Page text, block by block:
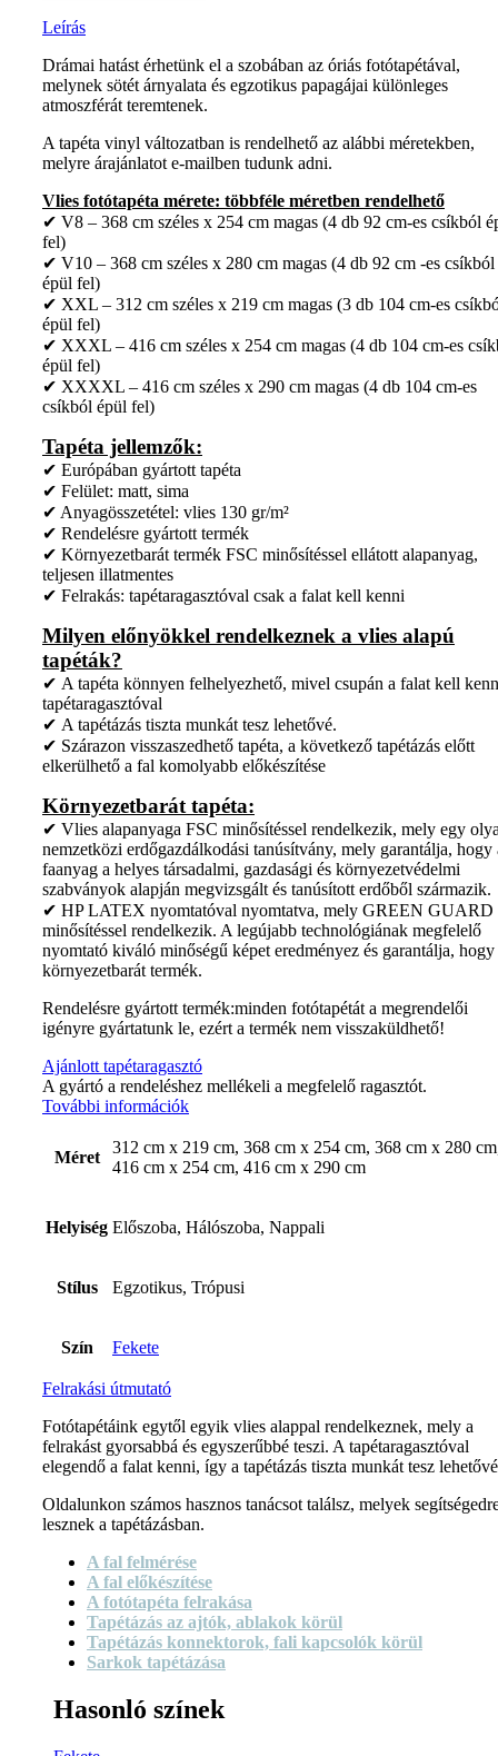
Leírás
Drámai hatást érhetünk el a szobában az óriás fotótapétával,
melynek sötét árnyalata és egzotikus papagájai különleges
atmoszférát teremtenek.
A tapéta vinyl változatban is rendelhető az alábbi méretekben,
melyre árajánlatot e-mailben tudunk adni.
Vlies fotótapéta mérete: többféle méretben rendelhető
✔ V8 – 368 cm széles x 254 cm magas (4 db 92 cm-es csíkból
fel)
✔ V10 – 368 cm széles x 280 cm magas (4 db 92 cm -es csíkból
épül fel)
✔ XXL – 312 cm széles x 219 cm magas (3 db 104 cm-es
épül fel)
✔ XXXL – 416 cm széles x 254 cm magas (4 db 104 cm-es
épül fel)
✔ XXXXL – 416 cm széles x 290 cm magas (4 db 104 cm-es
csíkból épül fel)
Tapéta jellemzők:
✔ Európában gyártott tapéta
✔ Felület: matt, sima
✔ Anyagösszetétel: vlies 130 gr/m²
✔ Rendelésre gyártott termék
✔ Környezetbarát termék FSC minősítéssel ellátott alapanyag,
teljesen illatmentes
✔ Felrakás: tapétaragasztóval csak a falat kell kenni
Milyen előnyökkel rendelkeznek a vlies alapú
tapéták?
✔ A tapéta könnyen felhelyezhető, mivel csupán a falat kell
tapétaragasztóval
✔ A tapétázás tiszta munkát tesz lehetővé.
✔ Szárazon visszaszedhető tapéta, a következő tapétázás előtt
elkerülhető a fal komolyabb előkészítése
Környezetbarát tapéta:
✔ Vlies alapanyaga FSC minősítéssel rendelkezik, mely egy
nemzetközi erdőgazdálkodási tanúsítvány, mely garantálja, hogy
faanyag a helyes társadalmi, gazdasági és környezetvédelmi
szabványok alapján megvizsgált és tanúsított erdőből származik.
✔ HP LATEX nyomtatóval nyomtatva, mely GREEN GUARD
minősítéssel rendelkezik. A legújabb technológiának megfelelő
nyomtató kiváló minőségű képet eredményez és garantálja, hogy
környezetbarát termék.
Rendelésre gyártott termék:minden fotótapétát a megrendelői
igényre gyártatunk le, ezért a termék nem visszaküldhető!
Ajánlott tapétaragasztó
A gyártó a rendeléshez mellékeli a megfelelő ragasztót.
További információk
Méret
312 cm x 219 cm, 368 cm x 254 cm, 368 cm x 280
416 cm x 254 cm, 416 cm x 290 cm
Helyiség Előszoba, Hálószoba, Nappali
Stílus Egzotikus, Trópusi
Szín Fekete
Felrakási útmutató
Fotótapétáink egytől egyik vlies alappal rendelkeznek, mely a
felrakást gyorsabbá és egyszerűbbé teszi. A tapétaragasztóval
elegendő a falat kenni, így a tapétázás tiszta munkát tesz
Oldalunkon számos hasznos tanácsot találsz, melyek
lesznek a tapétázásban.
A fal felmérése
A fal előkészítése
A fotótapéta felrakása
Tapétázás az ajtók, ablakok körül
Tapétázás konnektorok, fali kapcsolók körül
Sarkok tapétázása
Hasonló színek